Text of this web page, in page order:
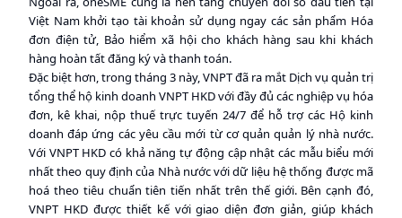
Việt Nam khởi tạo tài khoản sử dụng ngay các sản phẩm Hóa
đơn điện tử, Bảo hiểm xã hội cho khách hàng sau khi khách
hàng hoàn tất đăng ký và thanh toán.
Đặc biệt hơn, trong tháng 3 này, VNPT đã ra mắt Dịch vụ quản trị
tổng thể hộ kinh doanh VNPT HKD với đầy đủ các nghiệp vụ hóa
đơn, kê khai, nộp thuế trực tuyến 24/7 để hỗ trợ các Hộ kinh
doanh đáp ứng các yêu cầu mới từ cơ quản quản lý nhà nước.
Với VNPT HKD có khả năng tự động cập nhật các mẫu biểu mới
nhất theo quy định của Nhà nước với dữ liệu hệ thống được mã
hoá theo tiêu chuẩn tiên tiến nhất trên thế giới. Bên cạnh đó,
VNPT HKD được thiết kế với giao diện đơn giản, giúp khách